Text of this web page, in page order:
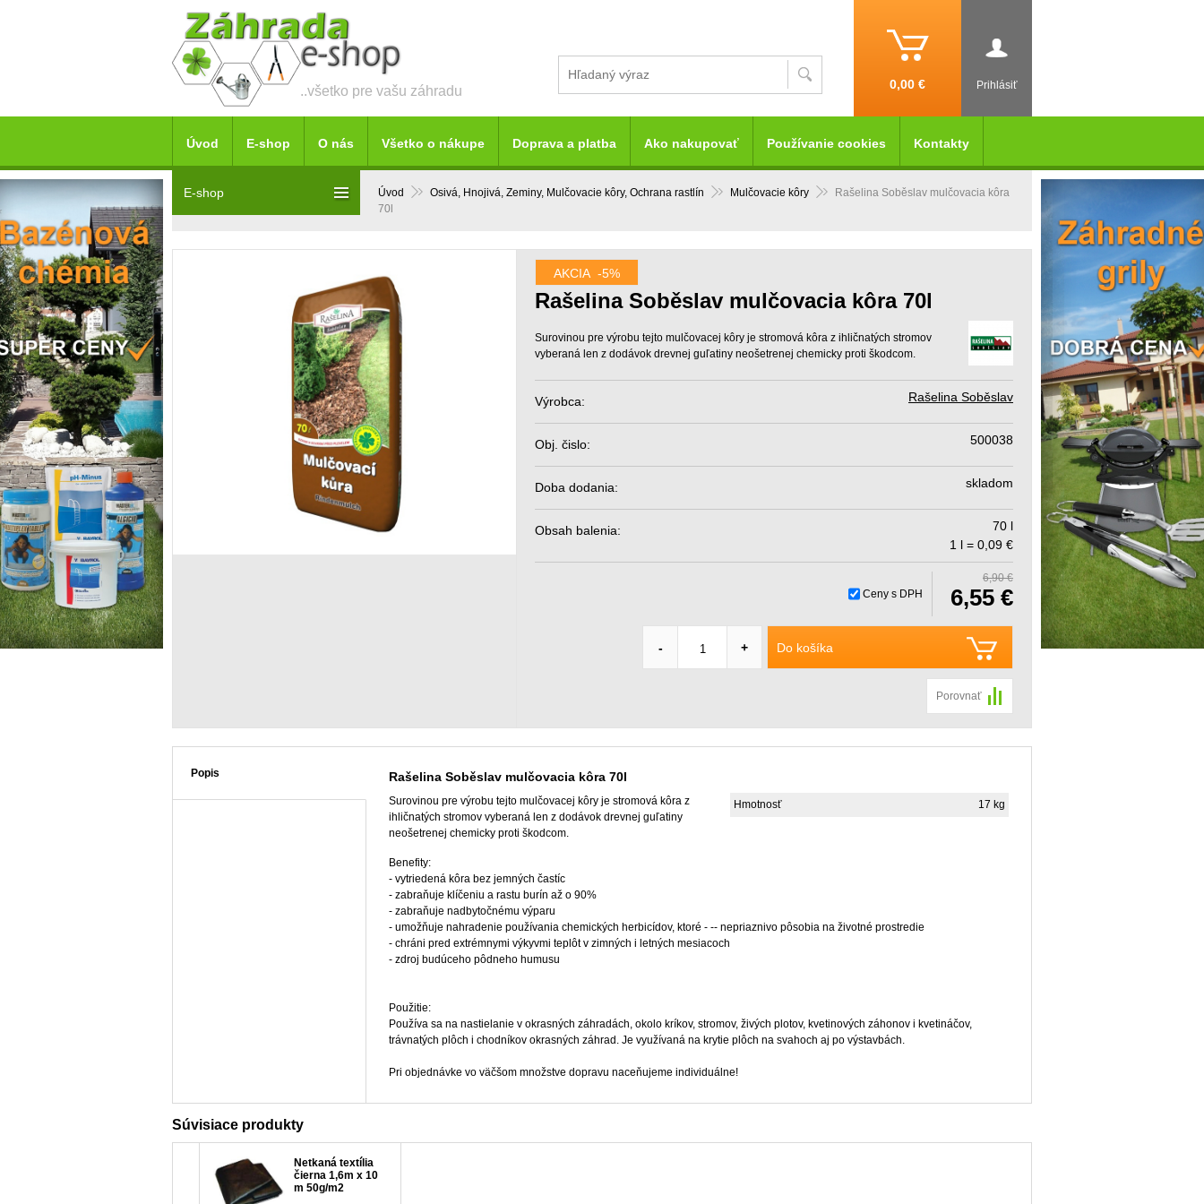
..všetko pre vašu záhradu Prihlásiť
0,00 €
Úvod Osivá, Hnojivá, Zeminy, Mulčovacie kôry, Ochrana rastlín Mulčovacie kôry
Rašelina Soběslav mulčovacia kôra
70l
AKCIA -5%
Rašelina Soběslav mulčovacia kôra 70l
Surovinou pre výrobu tejto mulčovacej kôry je stromová kôra z ihličnatých stromov
vyberaná len z dodávok drevnej guľatiny neošetrenej chemicky proti škodcom.
Výrobca: Rašelina Soběslav
Obj. čislo: 500038
Doba dodania: skladom
Obsah balenia:
70 l
1 l = 0,09 €
Ceny s DPH
6,90 €
6,55 €
Do košíka
- +
Porovnať
Popis Rašelina Soběslav mulčovacia kôra 70l
Hmotnosť 17 kg
Surovinou pre výrobu tejto mulčovacej kôry je stromová kôra z
ihličnatých stromov vyberaná len z dodávok drevnej guľatiny
neošetrenej chemicky proti škodcom.
Benefity:
- vytriedená kôra bez jemných častíc
- zabraňuje klíčeniu a rastu burín až o 90%
- zabraňuje nadbytočnému výparu
- umožňuje nahradenie používania chemických herbicídov, ktoré - -- nepriaznivo pôsobia na životné prostredie
- chráni pred extrémnymi výkyvmi teplôt v zimných i letných mesiacoch
- zdroj budúceho pôdneho humusu
Použitie:
Používa sa na nastielanie v okrasných záhradách, okolo kríkov, stromov, živých plotov, kvetinových záhonov i kvetináčov,
trávnatých plôch i chodníkov okrasných záhrad. Je využívaná na krytie plôch na svahoch aj po výstavbách.
Pri objednávke vo väčšom množstve dopravu naceňujeme individuálne!
Súvisiace produkty
Netkaná textília
čierna 1,6m x 10
m 50g/m2
E-shop
Úvod E-shop O nás Všetko o nákupe Doprava a platba Ako nakupovať Používanie cookies Kontakty